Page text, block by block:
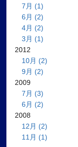
7月 (1)
6月 (2)
4月 (2)
3月 (1)
2012
10月 (2)
9月 (2)
2009
7月 (3)
6月 (2)
2008
12月 (2)
11月 (1)